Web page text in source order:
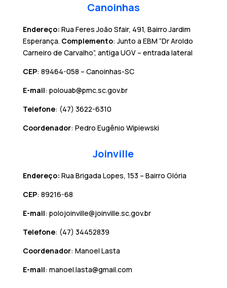
Canoinhas
Endereço: Rua Feres João Sfair, 491, Bairro Jardim
Esperança. Complemento: Junto a EBM “Dr Aroldo
Carneiro de Carvalho”, antiga UGV – entrada lateral
CEP: 89464-058 – Canoinhas-SC
E-mail: polouab@pmc.sc.gov.br
Telefone: (47) 3622-6310
Coordenador: Pedro Eugênio Wipiewski
Joinville
Endereço: Rua Brigada Lopes, 153 – Bairro Glória
CEP: 89216-68
E-mail: polojoinville@joinville.sc.gov.br
Telefone: (47) 34452839
Coordenador: Manoel Lasta
E-mail: manoel.lasta@gmail.com